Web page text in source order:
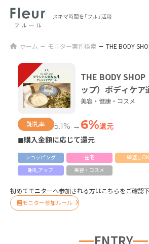
ホーム モニター案件検索 THE BODY
THE BODY SHOP
ップ）ボディケア
美容・健康・コスメ
謝礼率 5.1% → 6%還元
◼購入金額に応じて還元
ショッピング 在宅 繰返しOK
謝礼アップ
美容・コスメ
初めてモニターへ参加される方はこちらをご確認下
モニター参加ルール
ENTRY